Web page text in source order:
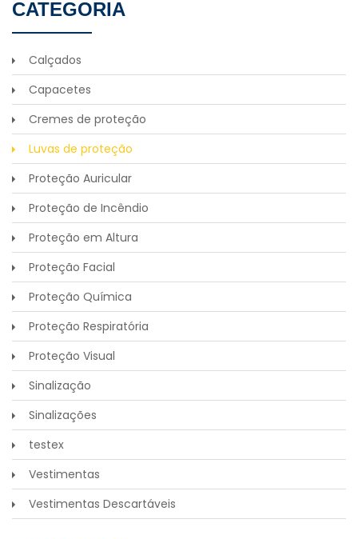
CATEGORIA
Calçados
Capacetes
Cremes de proteção
Luvas de proteção
Proteção Auricular
Proteção de Incêndio
Proteção em Altura
Proteção Facial
Proteção Química
Proteção Respiratória
Proteção Visual
Sinalização
Sinalizações
testex
Vestimentas
Vestimentas Descartáveis